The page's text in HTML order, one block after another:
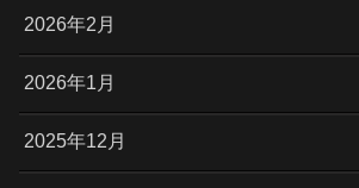
2026年2月
2026年1月
2025年12月